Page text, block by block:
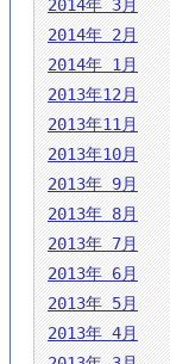
2014年 3月
2014年 2月
2014年 1月
2013年12月
2013年11月
2013年10月
2013年 9月
2013年 8月
2013年 7月
2013年 6月
2013年 5月
2013年 4月